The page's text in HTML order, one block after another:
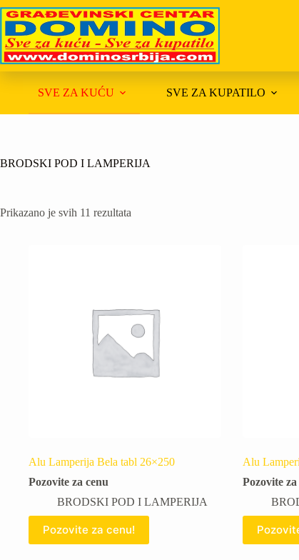
Skip
to
content
SVE ZA KUĆU SVE ZA KUPATILO
BRODSKI POD I LAMPERIJA
Prikazano je svih 11 rezultata
Alu Lamperija Bela tabl 26×250
Pozovite za cenu
BRODSKI POD I LAMPERIJA
Pozovite za cenu!
Alu
Pozovite za